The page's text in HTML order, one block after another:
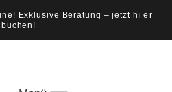
Exklusive Beratung – jetzt hier
buchen!